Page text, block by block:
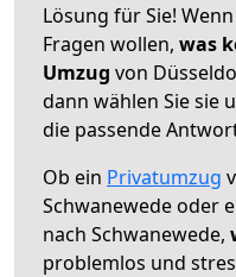
Lösung für Sie!
Fragen wollen, was
Umzug von
dann wählen Sie sie
die passende
Ob ein Privatumzug
Schwanewede oder
nach Schwanewede,
problemlos und